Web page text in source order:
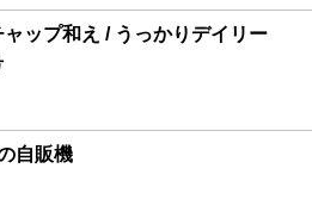
ップ和え / うっかりデイリー
自販機